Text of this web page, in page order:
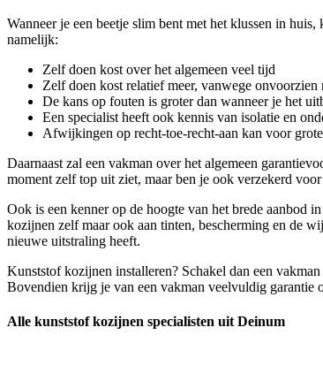
Wanneer je een beetje slim bent met het klussen in
namelijk:
Zelf doen kost over het algemeen veel tijd
Zelf doen kost relatief meer, vanwege onvoorzien
De kans op fouten is groter dan wanneer je het
Een specialist heeft ook kennis van isolatie en
Afwijkingen op recht-toe-recht-aan kan voor
Daarnaast zal een vakman over het algemeen
moment zelf top uit ziet, maar ben je ook verzekerd
Ook is een kenner op de hoogte van het brede aanbod
kozijnen zelf maar ook aan tinten, bescherming en de
nieuwe uitstraling heeft.
Kunststof kozijnen installeren? Schakel dan een
Bovendien krijg je van een vakman veelvuldig garantie
Alle kunststof kozijnen specialisten uit Deinum